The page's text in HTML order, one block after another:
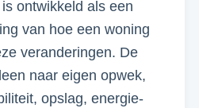
ontwikkeld als een
van hoe een woning
veranderingen. De
naar eigen opwek,
opslag, energie-